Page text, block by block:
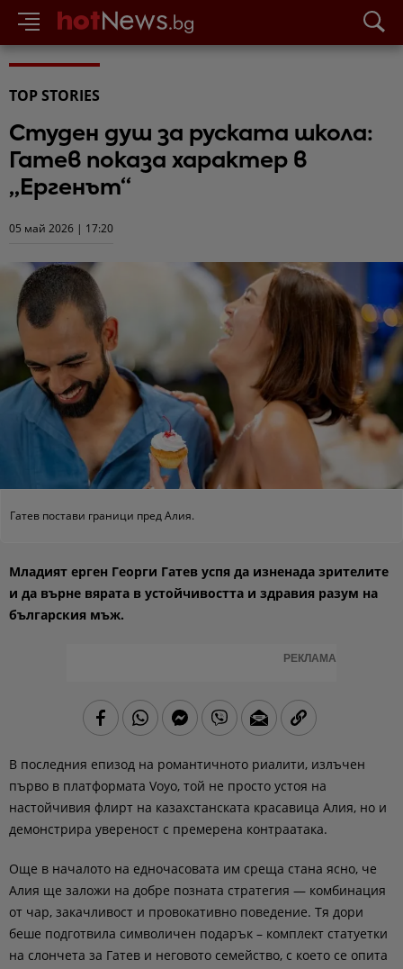
TOP STORIES
Студен душ за руската школа:
Гатев показа характер в
„Ергенът“
05 май 2026 | 17:20
Гатев постави граници пред Алия.
Младият ерген Георги Гатев успя да изненада зрителите
и да върне вярата в устойчивостта и здравия разум на
българския мъж.
РЕКЛАМА
В последния епизод на романтичното риалити, излъчен
първо в платформата Voyo, той не просто устоя на
настойчивия флирт на казахстанската красавица Алия, но и
демонстрира увереност с премерена контраатака.
Още в началото на едночасовата им среща стана ясно, че
Алия ще заложи на добре позната стратегия — комбинация
от чар, закачливост и провокативно поведение. Тя дори
беше подготвила символичен подарък – комплект статуетки
на слончета за Гатев и неговото семейство, с което се опита